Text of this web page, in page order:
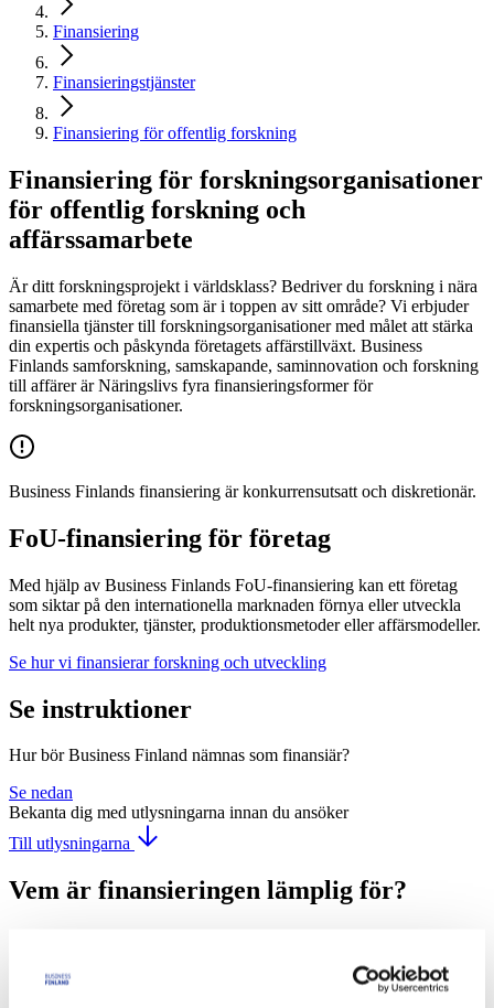
Finansiering
Finansieringstjänster
Finansiering för offentlig forskning
Finansiering för forskningsorganisationer
för offentlig forskning och
affärssamarbete
Är ditt forskningsprojekt i världsklass? Bedriver du forskning i nära
samarbete med företag som är i toppen av sitt område? Vi erbjuder
finansiella tjänster till forskningsorganisationer med målet att stärka
din expertis och påskynda företagets affärstillväxt. Business
Finlands samforskning, samskapande, saminnovation och forskning
till affärer är Näringslivs fyra finansieringsformer för
forskningsorganisationer.
Business Finlands finansiering är konkurrensutsatt och diskretionär.
FoU-finansiering för företag
Med hjälp av Business Finlands FoU-finansiering kan ett företag
som siktar på den internationella marknaden förnya eller utveckla
helt nya produkter, tjänster, produktionsmetoder eller affärsmodeller.
Se hur vi finansierar forskning och utveckling
Se instruktioner
Hur bör Business Finland nämnas som finansiär?
Se nedan
Bekanta dig med utlysningarna innan du ansöker
Till utlysningarna
Vem är finansieringen lämplig för?
För andra forskningsorganisationer